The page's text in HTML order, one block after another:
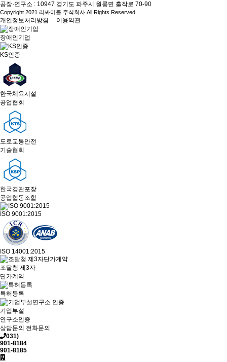
공장·연구소 : 10947 경기도 파주시 월롱면 홀작로 70-90
Copyright 2021 리싸이클 주식회사 All Rights Reserved.
개인정보처리방침 이용약관
장애인기업
KS인증
한국체육시설
공업협회
도로교통안전
기술협회
한국경관포장
공업협동조합
ISO 9001:2015
ISO 14001:2015
조달청 제3자
단가계약
특허등록
기업부설
연구소인증
상담문의 전화문의
031)
901-8184
901-8185